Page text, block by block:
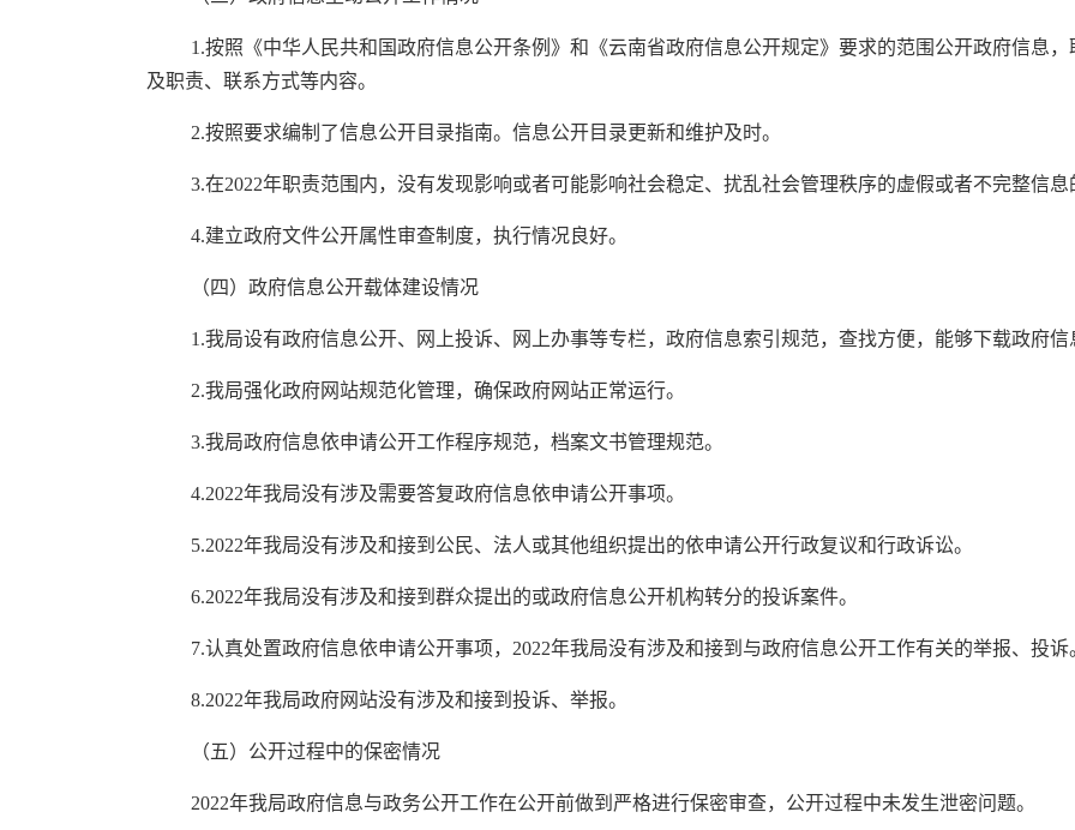
1.按照《中华人民共和国政府信息公开条例》和《云南省政府信息公开规定》要求的范围公开政府信息
及职责、联系方式等内容。
2.按照要求编制了信息公开目录指南。信息公开目录更新和维护及时。
3.在2022年职责范围内，没有发现影响或者可能影响社会稳定、扰乱社会管理秩序的虚假或者不完整信息
4.建立政府文件公开属性审查制度，执行情况良好。
（四）政府信息公开载体建设情况
1.我局设有政府信息公开、网上投诉、网上办事等专栏，政府信息索引规范，查找方便，能够下载政府
2.我局强化政府网站规范化管理，确保政府网站正常运行。
3.我局政府信息依申请公开工作程序规范，档案文书管理规范。
4.2022年我局没有涉及需要答复政府信息依申请公开事项。
5.2022年我局没有涉及和接到公民、法人或其他组织提出的依申请公开行政复议和行政诉讼。
6.2022年我局没有涉及和接到群众提出的或政府信息公开机构转分的投诉案件。
7.认真处置政府信息依申请公开事项，2022年我局没有涉及和接到与政府信息公开工作有关的举报、投诉
8.2022年我局政府网站没有涉及和接到投诉、举报。
（五）公开过程中的保密情况
2022年我局政府信息与政务公开工作在公开前做到严格进行保密审查，公开过程中未发生泄密问题。